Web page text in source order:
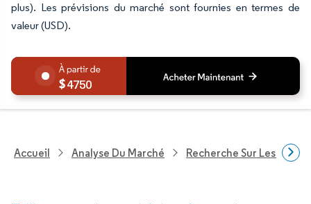
plus). Les prévisions du marché sont fournies en termes de
valeur (USD).
4750
Accueil Analyse Du Marché Recherche Sur Les